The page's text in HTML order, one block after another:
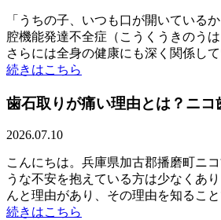
「うちの子、いつも口が開いてい
腔機能発達不全症（こうくうきのう
さらには全身の健康にも深く関係し
続きはこちら
歯石取りが痛い理由とは？ニ
2026.07.10
こんにちは。兵庫県加古郡播磨町ニ
うな不安を抱えている方は少なくあ
んと理由があり、その理由を知るこ
続きはこちら